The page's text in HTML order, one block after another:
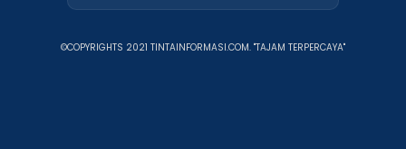
©COPYRIGHTS 2021 TINTAINFORMASI.COM. "TAJAM TERPERCAYA"